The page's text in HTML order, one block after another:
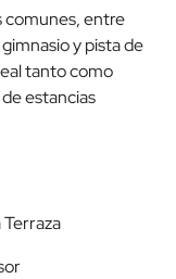
comunes, entre
y pista de
tanto como
estancias